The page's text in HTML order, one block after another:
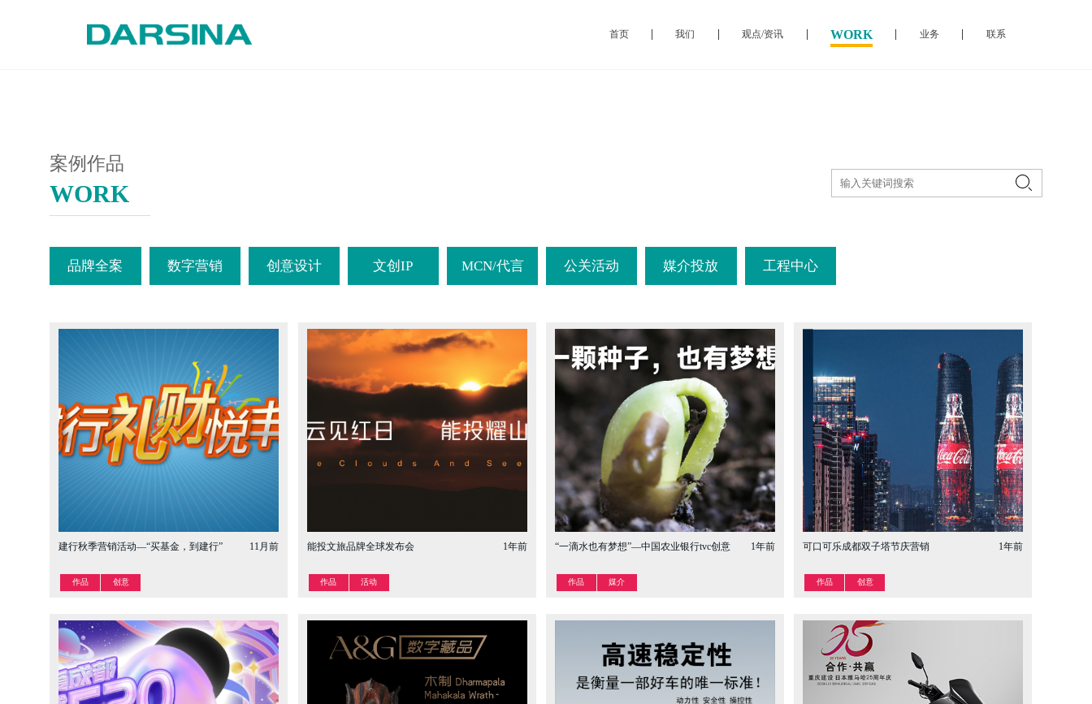
首页 我们 观点/资讯 WORK 业务 联系
案例作品
WORK 
品牌全案 数字营销 创意设计 文创IP MCN/代言 公关活动 媒介投放 工程中心

建行秋季营销活动—“买基金，到建行” 11月前
作品 创意

能投文旅品牌全球发布会 1年前
作品 活动
“一滴水也有梦想”—中国农业银行tvc创意 1年前
作品 媒介
可口可乐成都双子塔节庆营销 1年前
作品 创意